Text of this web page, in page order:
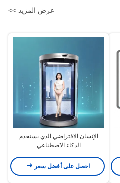
عرض المزيد >>
الإنسان الافتراضي الذي يستخدم
الذكاء الاصطناعي
احصل على أفضل سعر